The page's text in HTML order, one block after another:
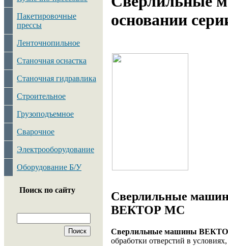
Пакетировочные
прессы
Ленточнопильное
Станочная оснастка
Станочная гидравлика
Строительное
Грузоподъемное
Сварочное
Электрооборудование
Оборудование Б/У
Поиск по сайту
основании
Сверлильные
ВЕКТОР МС
Сверлильные машины
обработки отверстий в